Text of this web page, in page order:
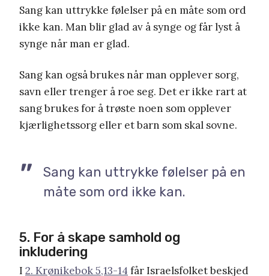
Sang kan uttrykke følelser på en måte som ord
ikke kan. Man blir glad av å synge og får lyst å
synge når man er glad.
Sang kan også brukes når man opplever sorg,
savn eller trenger å roe seg. Det er ikke rart at
sang brukes for å trøste noen som opplever
kjærlighetssorg eller et barn som skal sovne.
Sang kan uttrykke følelser på en
måte som ord ikke kan.
5. For å skape samhold og
inkludering
I 2. Krønikebok 5,13-14 får Israelsfolket beskjed